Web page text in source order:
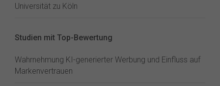
Universität zu Köln
Studien mit Top-Bewertung
Wahrnehmung KI-generierter Werbung und Einfluss auf
Markenvertrauen